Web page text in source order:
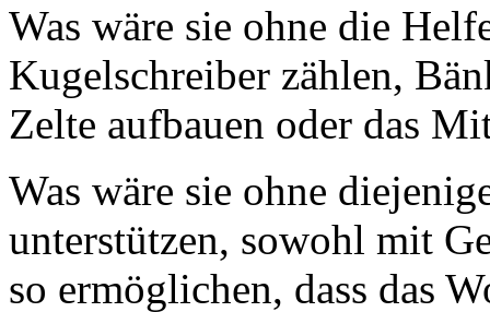
Was wäre sie ohne die
Kugelschreiber zählen,
Zelte aufbauen oder das
Was wäre sie ohne
unterstützen, sowohl mit
so ermöglichen, dass das